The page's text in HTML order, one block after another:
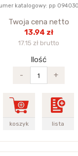
katalogowy: pp
Twoja cena netto
13.94 zł
17.15 zł brutto
Ilość
-
+
koszyk lista